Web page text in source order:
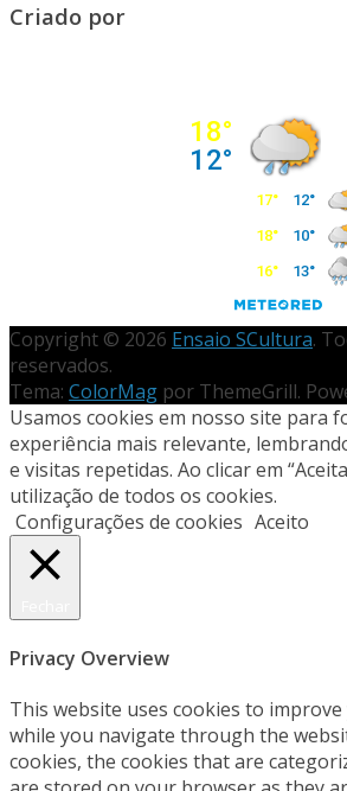
Criado por
Copyright © 2026 Ensaio SCultura.
reservados.
Tema: ColorMag por ThemeGrill.
Usamos cookies em nosso site para
experiência mais relevante,
e visitas repetidas. Ao clicar em
utilização de todos os cookies.
Configurações de cookies Aceito
Privacy Overview
This website uses cookies to
while you navigate through the
cookies, the cookies that are